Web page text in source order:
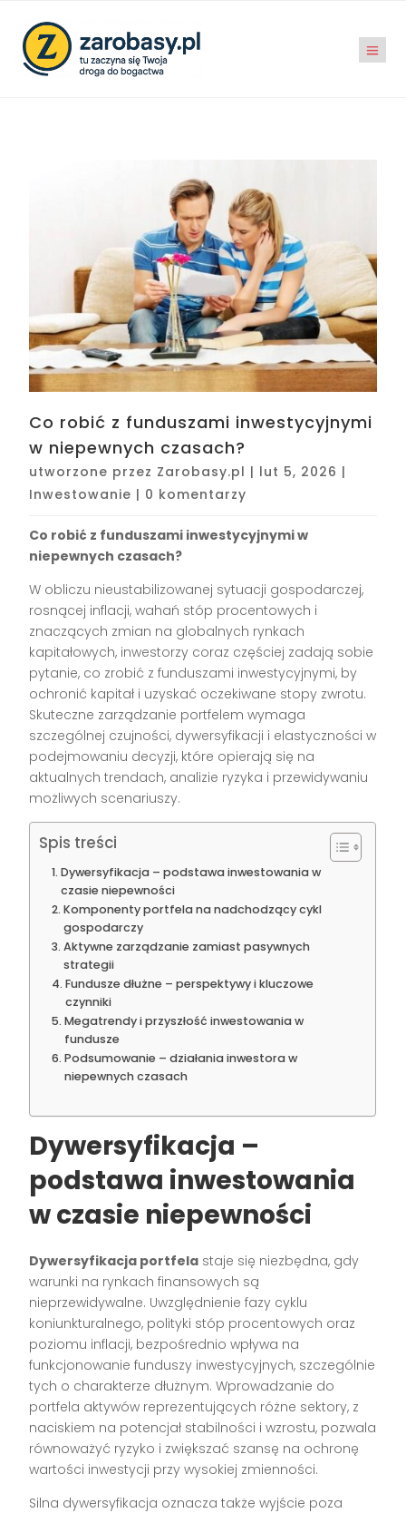
Co robić z funduszami inwestycyjnymi
w niepewnych czasach?
utworzone przez Zarobasy.pl | lut 5, 2026 |
Inwestowanie | 0 komentarzy
Co robić z funduszami inwestycyjnymi w
niepewnych czasach?
W obliczu nieustabilizowanej sytuacji gospodarczej,
rosnącej inflacji, wahań stóp procentowych i
znaczących zmian na globalnych rynkach
kapitałowych, inwestorzy coraz częściej zadają sobie
pytanie, co zrobić z funduszami inwestycyjnymi, by
ochronić kapitał i uzyskać oczekiwane stopy zwrotu.
Skuteczne zarządzanie portfelem wymaga
szczególnej czujności, dywersyfikacji i elastyczności w
podejmowaniu decyzji, które opierają się na
aktualnych trendach, analizie ryzyka i przewidywaniu
możliwych scenariuszy.
Spis treści
Dywersyfikacja – podstawa inwestowania w
czasie niepewności
Komponenty portfela na nadchodzący cykl
gospodarczy
Aktywne zarządzanie zamiast pasywnych
strategii
Fundusze dłużne – perspektywy i kluczowe
czynniki
Megatrendy i przyszłość inwestowania w
fundusze
Podsumowanie – działania inwestora w
niepewnych czasach
Dywersyfikacja –
podstawa inwestowania
w czasie niepewności
Dywersyfikacja portfela staje się niezbędna, gdy
warunki na rynkach finansowych są
nieprzewidywalne. Uwzględnienie fazy cyklu
koniunkturalnego, polityki stóp procentowych oraz
poziomu inflacji, bezpośrednio wpływa na
funkcjonowanie funduszy inwestycyjnych, szczególnie
tych o charakterze dłużnym. Wprowadzanie do
portfela aktywów reprezentujących różne sektory, z
naciskiem na potencjał stabilności i wzrostu, pozwala
równoważyć ryzyko i zwiększać szansę na ochronę
wartości inwestycji przy wysokiej zmienności.
Silna dywersyfikacja oznacza także wyjście poza